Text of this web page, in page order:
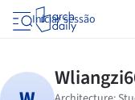
Iniciar sessão